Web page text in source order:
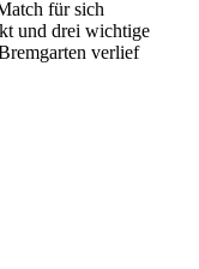
für sich
und drei wichtige
verlief